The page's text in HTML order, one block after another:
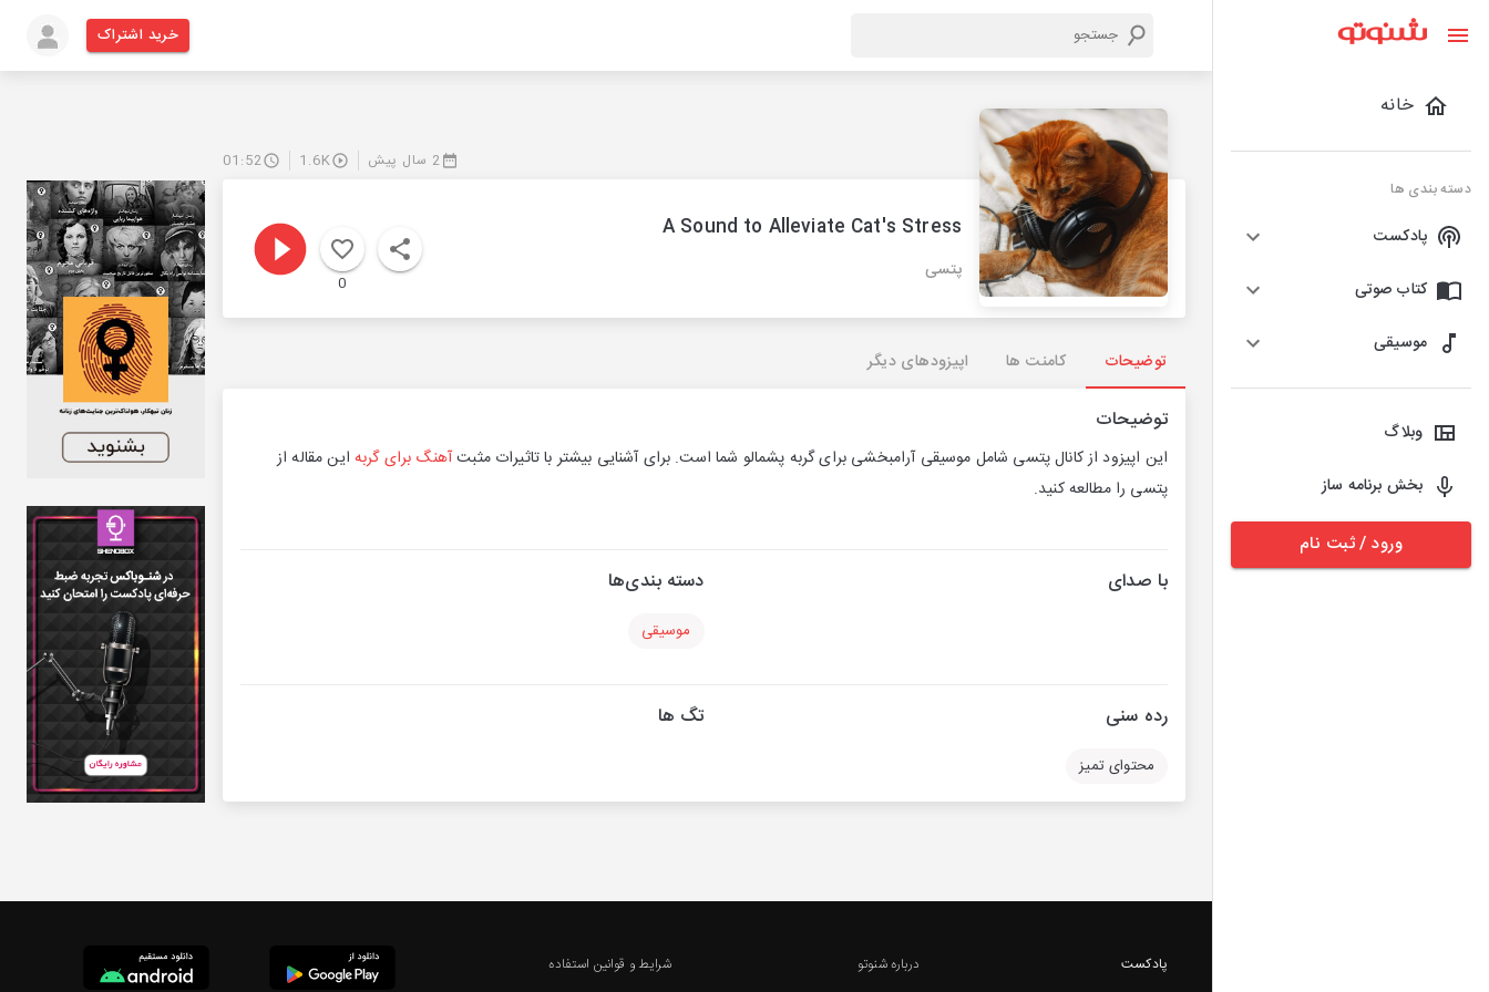
خانه
دسته بندی ها
پادکست
کتاب صوتی
موسیقی
وبلاگ
بخش برنامه ساز
ورود / ثبت نام
خرید اشتراک
2 سال پیش 1.6K
01:52
A Sound to Alleviate Cat's Stress
پتسی
0
توضیحات کامنت ها اپیزودهای دیگر
توضیحات
این اپیزود از کانال پتسی شامل موسیقی آرامبخشی برای گربه پشمالو شما است. برای آشنایی بیشتر با تاثیرات مثبتآهنگ برای گربه این مقاله از
پتسی را مطالعه کنید.
با صدای دسته بندی‌ها
موسیقی
رده سنی
محتوای تمیز
تگ ها
پادکست
درباره شنوتو
شرایط و قوانین استفاده